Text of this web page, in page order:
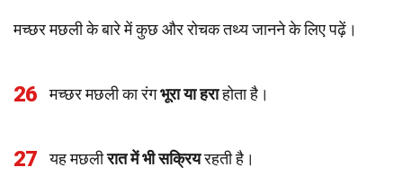
मच्छर मछली के बारे में कुछ और रोचक तथ्य जानने के लिए पढ़ें।
26 मच्छर मछली का रंगभूरा या हराहोता है।
27 यह मछलीरात में भी सक्रियरहती है।